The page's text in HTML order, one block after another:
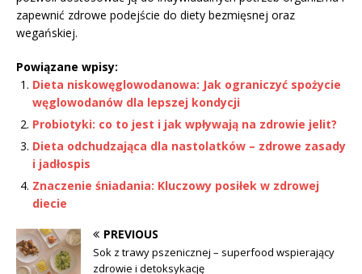
zapewnić zdrowe podejście do diety bezmięsnej oraz
wegańskiej.
Powiązane wpisy:
Dieta niskowęglowodanowa: Jak ograniczyć spożycie
węglowodanów dla lepszej kondycji
Probiotyki: co to jest i jak wpływają na zdrowie jelit?
Dieta odchudzająca dla nastolatków – zdrowe zasady
i jadłospis
Znaczenie śniadania: Kluczowy posiłek w zdrowej
diecie
PREVIOUS
Sok z trawy pszenicznej – superfood wspierający
zdrowie i detoksykację